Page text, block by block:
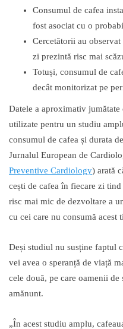
Consumul de cafea
fost asociat cu o
Cercetătorii au
zi prezintă risc mai
Totuși, consumul de
decât monitorizat pe
Datele a aproximativ
utilizate pentru un studiu
consumul de cafea și durata
Jurnalul European de
Preventive Cardiology) arată
cești de cafea în fiecare zi
risc mai mic de dezvoltare a
cu cei care nu consumă acest
Deși studiul nu susține faptul
vei avea o speranță de viață
cele două, pe care oamenii
amănunt.
„În acest studiu amplu,